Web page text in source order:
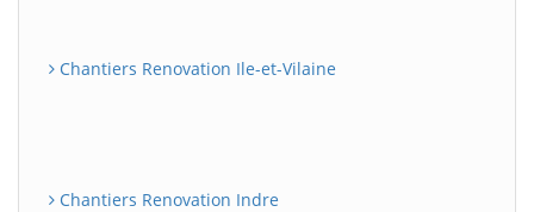
Chantiers Renovation Ile-et-Vilaine
Chantiers Renovation Indre